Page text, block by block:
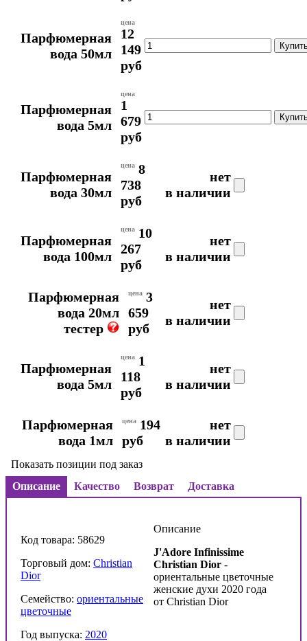
Парфюмерная
вода 50мл
цена
12
149
руб
Парфюмерная
вода 5мл
цена
1
679
руб
Парфюмерная
вода 30мл
цена 8
738
руб
нет
в наличии
Парфюмерная
вода 100мл
цена 10
267
руб
нет
в наличии
Парфюмерная
вода 20мл
тестер
цена 3
659
руб
нет
в наличии
Парфюмерная
вода 5мл
цена 1
118
руб
нет
в наличии
Парфюмерная
вода 1мл
цена 194
руб
нет
в наличии
Показать позиции под заказ
Описание
Качество Возврат Доставка
Код товара: 58629
Торговый дом: Christian
Dior
Семейство: ориентальные
цветочные
Год выпуска: 2020
Описание
J'Adore Infinissime
Christian Dior -
ориентальные цветочные
женские духи 2020 года
от Christian Dior